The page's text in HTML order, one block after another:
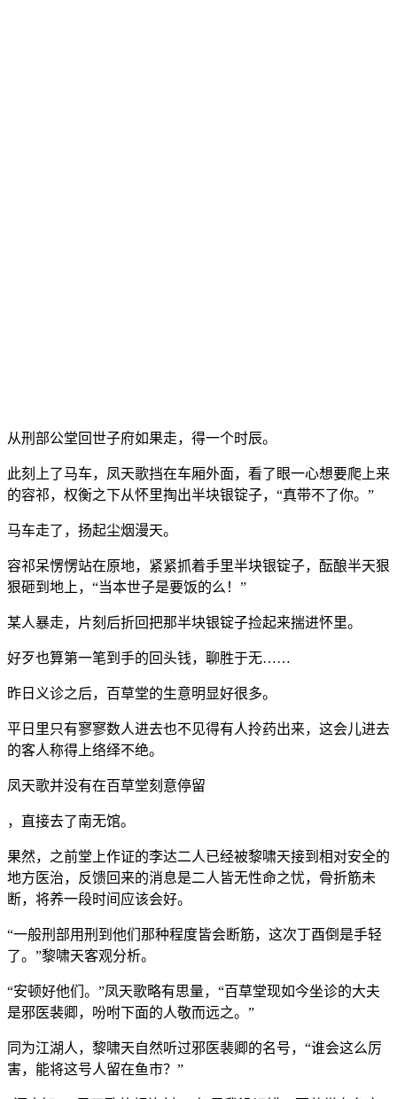
从刑部公堂回世子府如果走，得一个时辰。
此刻上了马车，凤天歌挡在车厢外面，看了眼一心想要爬上来
的容祁，权衡之下从怀里掏出半块银锭子，“真带不了你。”
马车走了，扬起尘烟漫天。
容祁呆愣愣站在原地，紧紧抓着手里半块银锭子，酝酿半天狠
狠砸到地上，“当本世子是要饭的么！”
某人暴走，片刻后折回把那半块银锭子捡起来揣进怀里。
好歹也算第一笔到手的回头钱，聊胜于无……
昨日义诊之后，百草堂的生意明显好很多。
平日里只有寥寥数人进去也不见得有人拎药出来，这会儿进去
的客人称得上络绎不绝。
凤天歌并没有在百草堂刻意停留
，直接去了南无馆。
果然，之前堂上作证的李达二人已经被黎啸天接到相对安全的
地方医治，反馈回来的消息是二人皆无性命之忧，骨折筋未
断，将养一段时间应该会好。
“一般刑部用刑到他们那种程度皆会断筋，这次丁酉倒是手轻
了。”黎啸天客观分析。
“安顿好他们。”凤天歌略有思量，“百草堂现如今坐诊的大夫
是邪医裴卿，吩咐下面的人敬而远之。”
同为江湖人，黎啸天自然听过邪医裴卿的名号，“谁会这么厉
害，能将这号人留在鱼市？”